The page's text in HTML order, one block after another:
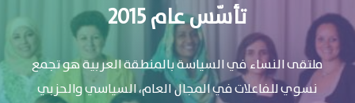
تأسّسعام2015
ملتقىالنساءفيالسياسةبالمنطقةالعربيةهوتجمع
نسويللفاعلاتفيالمجالالعام،السياسيوالحزبي